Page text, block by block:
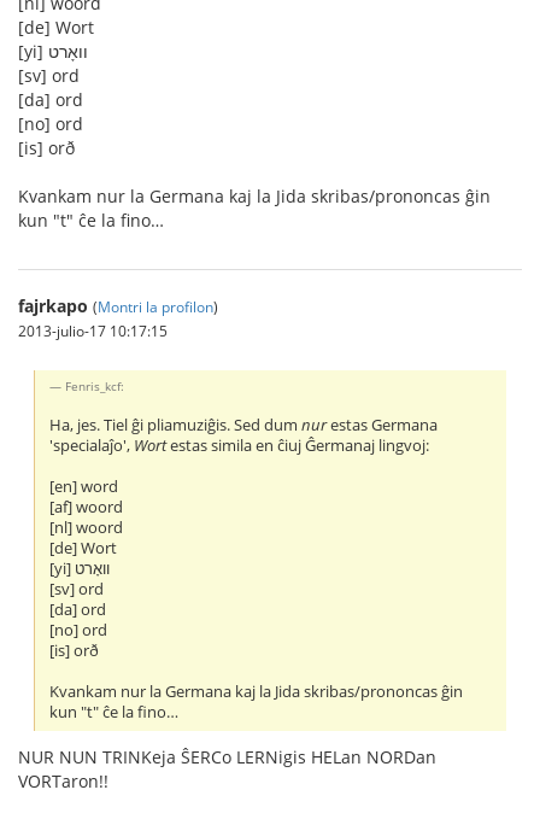
[de] Wort
[yi] וואָרט
[sv] ord
[da] ord
[no] ord
[is] orð
Kvankam nur la Germana kaj la Jida skribas/prononcas ĝin
kun "t" ĉe la fino…
fajrkapo (Montri la profilon)
2013-julio-17 10:17:15
Fenris_kcf:
Ha, jes. Tiel ĝi pliamuziĝis. Sed dumnurestas Germana
'specialaĵo', Wortestas simila en ĉiuj Ĝermanaj lingvoj:
[en] word
[af] woord
[nl] woord
[de] Wort
[yi] וואָרט
[sv] ord
[da] ord
[no] ord
[is] orð
Kvankam nur la Germana kaj la Jida skribas/prononcas ĝin
kun "t" ĉe la fino…
NUR NUN TRINKeja ŜERCo LERNigis HELan NORDan
VORTaron!!